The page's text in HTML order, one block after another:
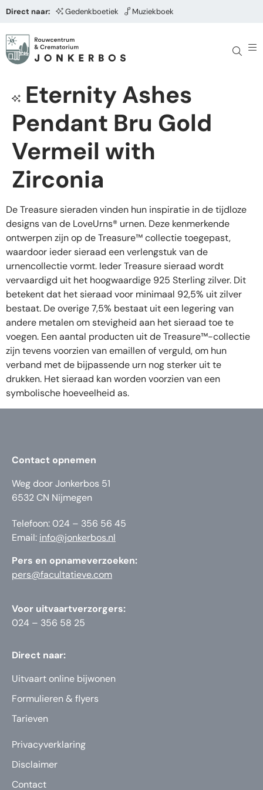
Direct naar: Gedenkboetiek Muziekboek
Eternity Ashes
Pendant Bru Gold
Vermeil with
Zirconia
De Treasure sieraden vinden hun inspiratie in de tijdloze
designs van de LoveUrns® urnen. Deze kenmerkende
ontwerpen zijn op de Treasure™ collectie toegepast,
waardoor ieder sieraad een verlengstuk van de
urnencollectie vormt. Ieder Treasure sieraad wordt
vervaardigd uit het hoogwaardige 925 Sterling zilver. Dit
betekent dat het sieraad voor minimaal 92,5% uit zilver
bestaat. De overige 7,5% bestaat uit een legering van
andere metalen om stevigheid aan het sieraad toe te
voegen. Een aantal producten uit de Treasure™-collectie
zijn tevens voorzien van emaillen of verguld, om hun
verband met de bijpassende urn nog sterker uit te
drukken. Het sieraad kan worden voorzien van een
symbolische hoeveelheid as.
Contact opnemen
Weg door Jonkerbos 51
6532 CN Nijmegen
Telefoon: 024 – 356 56 45
Email: info@jonkerbos.nl
Pers en opnameverzoeken:
pers@facultatieve.com
Voor uitvaartverzorgers:
024 – 356 58 25
Direct naar:
Uitvaart online bijwonen
Formulieren & flyers
Tarieven
Privacyverklaring
Disclaimer
Contact